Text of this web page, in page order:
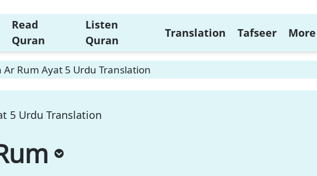
Read
Quran
Listen
Quran
Translation Tafseer More
Ar Rum Ayat 5 Urdu Translation
5 Urdu Translation